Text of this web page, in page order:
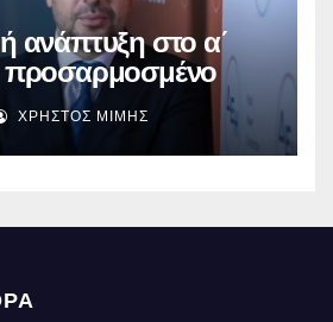
ανάπτυξη στο α΄
προσαρμοσμένο
€1,2 δισ.
ΧΡΉΣΤΟΣ ΜΊΜΗΣ